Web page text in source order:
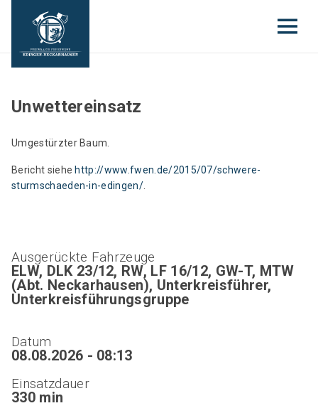
Unwettereinsatz
Umgestürzter Baum.
Bericht siehe http://www.fwen.de/2015/07/schwere-
sturmschaeden-in-edingen/
Ausgerückte Fahrzeuge
ELW, DLK 23/12, RW, LF 16/12, GW-T, MTW
(Abt. Neckarhausen), Unterkreisführer,
Unterkreisführungsgruppe
Datum
08.08.2026 - 08:13
Einsatzdauer
330 min